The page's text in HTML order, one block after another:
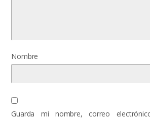
Nombre
Guarda mi nombre, correo